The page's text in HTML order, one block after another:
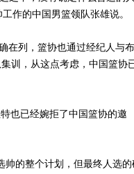
作的中国男篮领队张雄说。
列，篮协也通过经纪人与布
训，从这点考虑，中国篮协
也已经婉拒了中国篮协的邀
的整个计划，但最终人选的